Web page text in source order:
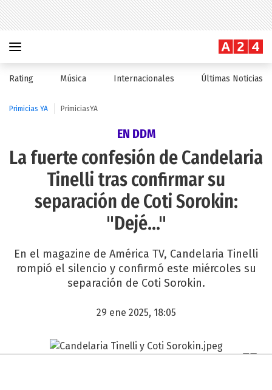
Rating Música Internacionales Últimas Noticias
Primicias YA PrimiciasYA
EN DDM
La fuerte confesión de Candelaria
Tinelli tras confirmar su
separación de Coti Sorokin:
"Dejé..."
En el magazine de América TV, Candelaria Tinelli
rompió el silencio y confirmó este miércoles su
separación de Coti Sorokin.
29 ene 2025, 18:05